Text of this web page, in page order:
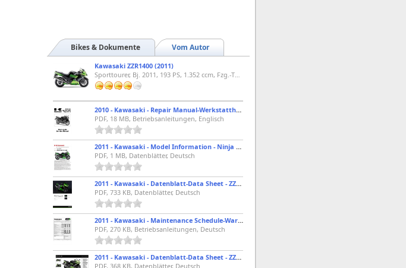
Vom Autor
Bikes & Dokumente
Kawasaki ZZR1400 (2011)
Sporttourer, Bj. 2011, 193 PS, 1.352 ccm, Fzg.-Typ ZXT40C
2010 - Kawasaki - Repair Manual-Werkstatthandbuch - ZZR1400 "ABS" - Ninja ZX-14 (Fzg.-Typ: ZGT40C)
PDF, 18 MB, Betriebsanleitungen, Englisch
2011 - Kawasaki - Model Information - Ninja ZX-14 "ABS" (ModelCode: ZX1400DBF)
PDF, 1 MB, Datenblätter, Deutsch
2011 - Kawasaki - Datenblatt-Data Sheet - ZZR1400 "ABS"
PDF, 733 KB, Datenblätter, Deutsch
2011 - Kawasaki - Maintenance Schedule-Wartungsplan - ZZR1400 "ABS" (ModelCode: ZX1400DBF)
PDF, 270 KB, Betriebsanleitungen, Deutsch
2011 - Kawasaki - Datenblatt-Data Sheet - ZZR1400 "ABS" (ModelCode: ZX1400DBF)
PDF, 368 KB, Datenblätter, Deutsch